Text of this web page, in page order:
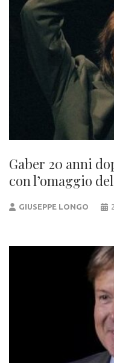
Gaber 20 anni
con l’omaggio
GIUSEPPE LONGO